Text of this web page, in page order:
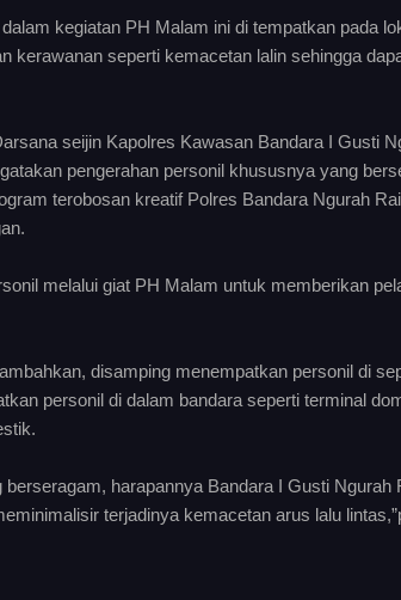
kegiatan PH Malam ini di tempatkan pada
kerawanan seperti kemacetan lalin sehingga
seijin Kapolres Kawasan Bandara I Gusti
pengerahan personil khususnya yang
terobosan kreatif Polres Bandara Ngurah
melalui giat PH Malam untuk memberikan
disamping menempatkan personil di
personil di dalam bandara seperti terminal
berseragam, harapannya Bandara I Gusti Ngurah
terjadinya kemacetan arus lalu